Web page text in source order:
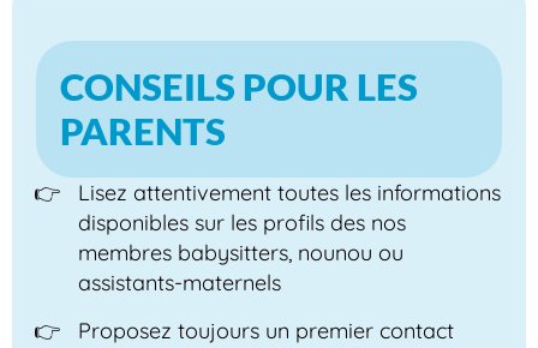
CONSEILS POUR LES
PARENTS
Lisez attentivement toutes les informations
disponibles sur les profils des nos
membres babysitters, nounou ou
assistants-maternels
Proposez toujours un premier contact